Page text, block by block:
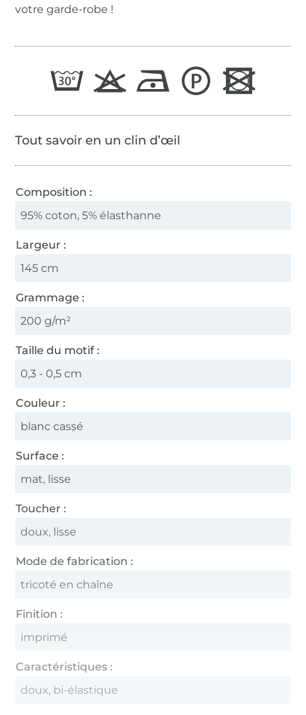
votre garde-robe !
Tout savoir en un clin d’œil
Composition :
95% coton, 5% élasthanne
Largeur :
145 cm
Grammage :
200 g/m²
Taille du motif :
0,3 - 0,5 cm
Couleur :
blanc cassé
Surface :
mat, lisse
Toucher :
doux, lisse
Mode de fabrication :
tricoté en chaîne
Finition :
imprimé
Caractéristiques :
doux, bi-élastique